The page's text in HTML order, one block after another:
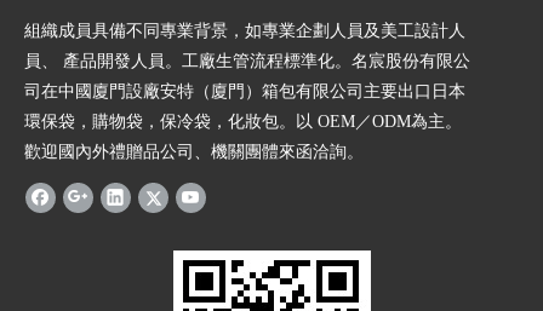
組織成員具備不同專業背景，如專業企劃人員及美工設計人
員、 產品開發人員。工廠生管流程標準化。名宸股份有限公
司在中國廈門設廠安特（廈門）箱包有限公司主要出口日本
環保袋，購物袋，保冷袋，化妝包。以 OEM／ODM為主。
歡迎國內外禮贈品公司、機關團體來函洽詢。